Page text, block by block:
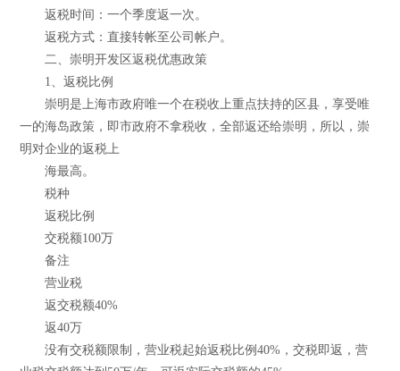
返税时间：一个季度返一次。
返税方式：直接转帐至公司帐户。
二、崇明开发区返税优惠政策
1、返税比例
崇明是上海市政府唯一个在税收上重点扶持的区县，享受唯
一的海岛政策，即市政府不拿税收，全部返还给崇明，所以，崇
明对企业的返税上
海最高。
税种
返税比例
交税额100万
备注
营业税
返交税额40%
返40万
没有交税额限制，营业税起始返税比例40%，交税即返，营